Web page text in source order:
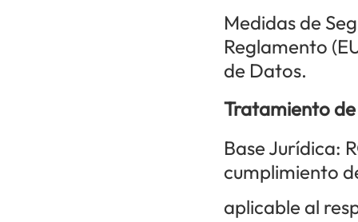
Medidas de
Reglamento
de Datos.
Tratamiento
Base Jurídica:
cumplimiento
aplicable al